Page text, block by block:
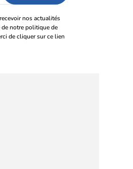
nos actualités
notre politique de
de cliquer sur ce lien